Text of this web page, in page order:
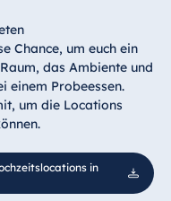
Chance, um euch ein
das Ambiente und
einem Probeessen.
um die Locations
in